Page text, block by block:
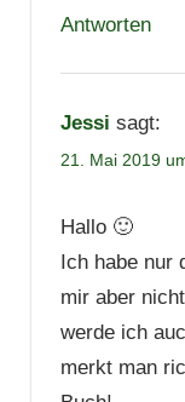
Antworten
Jessi sagt:
21. Mai 2019
Hallo 🙂
Ich habe nur
mir aber
werde ich
merkt man